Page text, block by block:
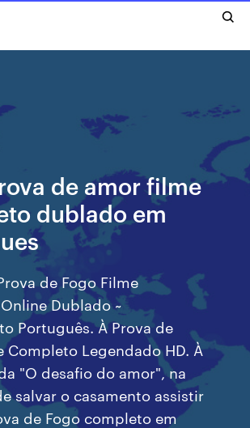
de amor filme
dublado em
de Fogo Filme
Dublado ~
Português. À Prova de
Completo Legendado HD. À
"O desafio do amor", na
salvar o casamento assistir
de Fogo completo em